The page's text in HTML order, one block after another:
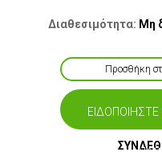
Διαθεσιμότητα: Μη
Προσθήκη